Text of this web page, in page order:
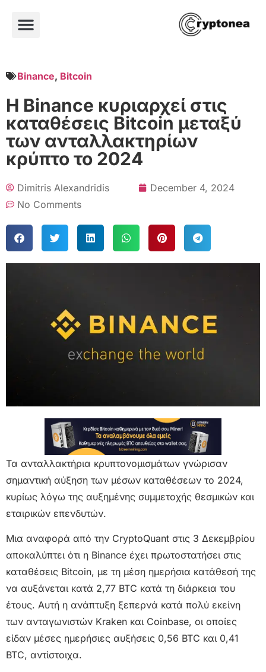
Binance, Bitcoin
Η Binance κυριαρχεί στις
καταθέσεις Bitcoin μεταξύ
των ανταλλακτηρίων
κρύπτο το 2024
Dimitris Alexandridis
December 4, 2024
No Comments
Τα ανταλλακτήρια κρυπτονομισμάτων γνώρισαν
σημαντική αύξηση των μέσων καταθέσεων το 2024,
κυρίως λόγω της αυξημένης συμμετοχής θεσμικών και
εταιρικών επενδυτών.
Μια αναφορά από την CryptoQuant στις 3 Δεκεμβρίου
αποκαλύπτει ότι η Binance έχει πρωτοστατήσει στις
καταθέσεις Bitcoin, με τη μέση ημερήσια κατάθεσή της
να αυξάνεται κατά 2,77 BTC κατά τη διάρκεια του
έτους. Αυτή η ανάπτυξη ξεπερνά κατά πολύ εκείνη
των ανταγωνιστών Kraken και Coinbase, οι οποίες
είδαν μέσες ημερήσιες αυξήσεις 0,56 BTC και 0,41
BTC, αντίστοιχα.